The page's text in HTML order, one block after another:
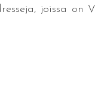
joissa on